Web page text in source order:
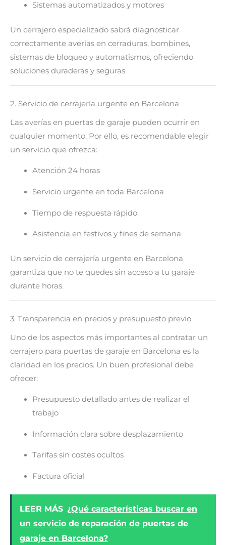
Sistemas automatizados y motores
Un cerrajero especializado sabrá diagnosticar
correctamente averías en cerraduras, bombines,
sistemas de bloqueo y automatismos, ofreciendo
soluciones duraderas y seguras.
2. Servicio de cerrajería urgente en Barcelona
Las averías en puertas de garaje pueden ocurrir en
cualquier momento. Por ello, es recomendable elegir
un servicio que ofrezca:
Atención 24 horas
Servicio urgente en toda Barcelona
Tiempo de respuesta rápido
Asistencia en festivos y fines de semana
Un servicio de cerrajería urgente en Barcelona
garantiza que no te quedes sin acceso a tu garaje
durante horas.
3. Transparencia en precios y presupuesto previo
Uno de los aspectos más importantes al contratar un
cerrajero para puertas de garaje en Barcelona es la
claridad en los precios. Un buen profesional debe
ofrecer:
Presupuesto detallado antes de realizar el
trabajo
Información clara sobre desplazamiento
Tarifas sin costes ocultos
Factura oficial
LEER MÁS ¿Qué características buscar en
un servicio de reparación de puertas de
garaje en Barcelona?